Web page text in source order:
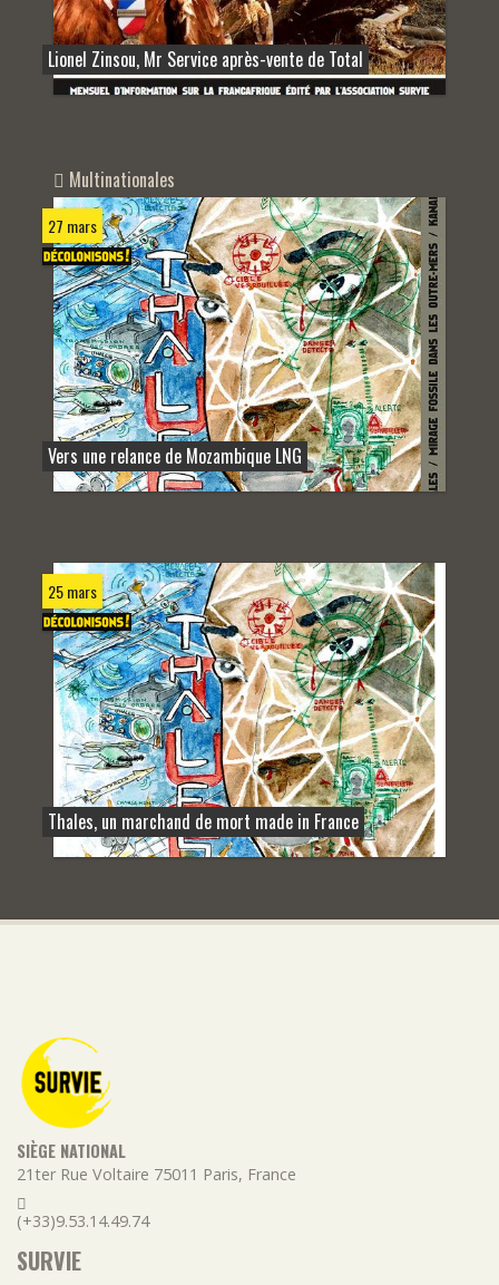
Lionel Zinsou, Mr Service après-vente de Total
Multinationales
27 mars
Vers une relance de Mozambique LNG
25 mars
Thales, un marchand de mort made in France
SIÈGE NATIONAL
21ter Rue Voltaire 75011 Paris, France
(+33)9.53.14.49.74
SURVIE